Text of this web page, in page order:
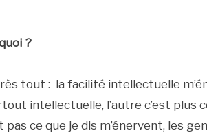
?
tout : la facilité intellectuelle
intellectuelle, l’autre c’est plus
ce que je dis m’énervent, les